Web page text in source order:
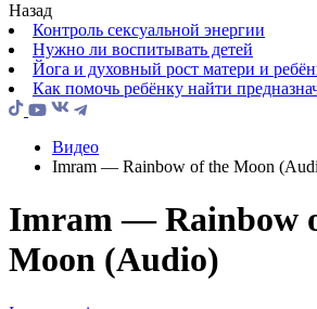
Назад
Контроль сексуальной энергии
Нужно ли воспитывать детей
Йога и духовный рост матери и
Как помочь ребёнку найти
Видео
Imram — Rainbow of the Moon
Imram — Rainbow
Moon (Audio)